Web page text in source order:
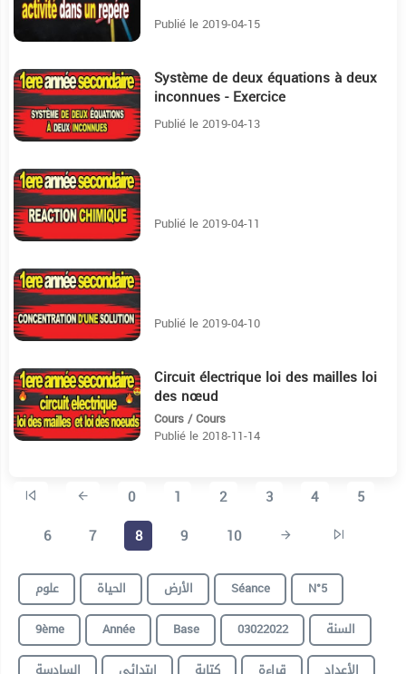
Publié le 2019-04-15
6:45 Système de deux équations à deux
inconnues - Exercice
Publié le 2019-04-13
35:4
Publié le 2019-04-11
10:12
Publié le 2019-04-10
45:44 Circuit électrique loi des mailles loi
des nœud
Cours / Cours
Publié le 2018-11-14
0 1 2 3 4
5
6
7 8 9 10
علوم الحياة الأرض Séance
N°5
9ème
Année Base 03022022
السنة
السادسة
ابتدائي كتابة قراءة الأعداد